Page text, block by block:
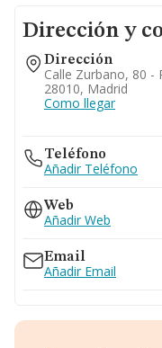
Dirección y
Dirección
Calle Zurbano, 80 -
28010, Madrid
Como llegar
Teléfono
Añadir Teléfono
Web
Añadir Web
Email
Añadir Email